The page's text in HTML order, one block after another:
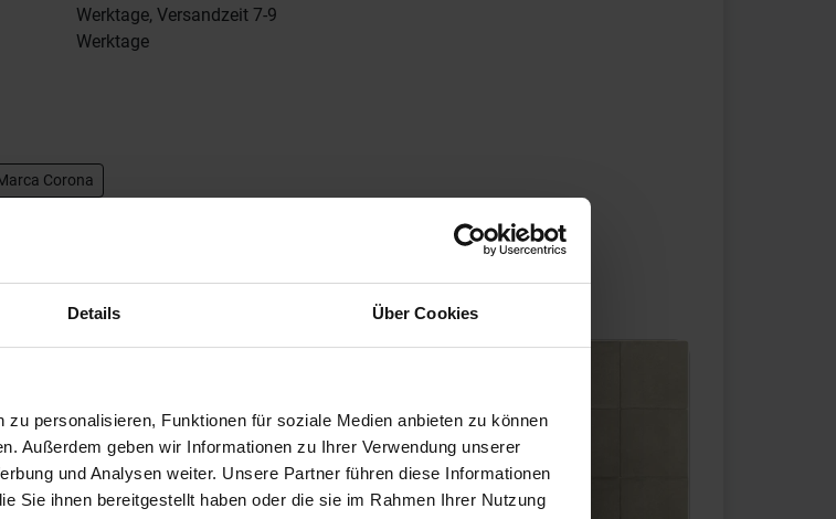
Details Über Cookies
personalisieren, Funktionen für soziale Medien anbieten zu können
Außerdem geben wir Informationen zu Ihrer Verwendung unserer
und Analysen weiter. Unsere Partner führen diese Informationen
Sie ihnen bereitgestellt haben oder die sie im Rahmen Ihrer Nutzung
Werktage, Versandzeit 7-9
Werktage
Corona